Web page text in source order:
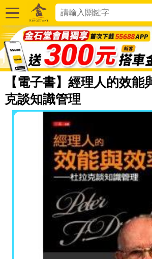
【電子書】經理人的效能
克談知識管理